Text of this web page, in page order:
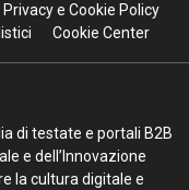
Privacy e Cookie Policy
Cookie Center
di testate e portali B2B
e dell’Innovazione
la cultura digitale e